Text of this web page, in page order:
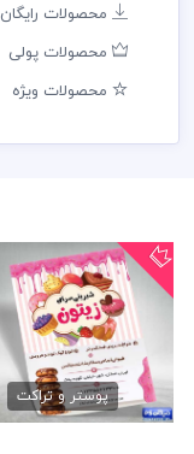
محصولات رایگان
محصولات پولی
محصولات ویژه
طرح لایه باز تراکت
قنادی
79,000 تومان
پوستر و تراکت